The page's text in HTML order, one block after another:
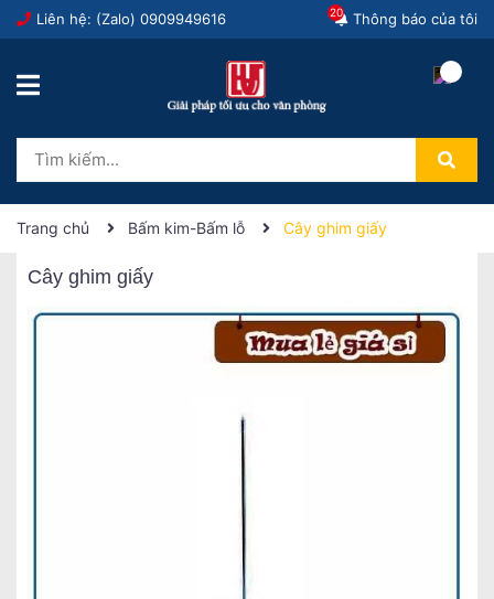
Liên hệ: (Zalo) 0909949616 Thông báo của tôi
20
Trang chủ Bấm kim-Bấm lỗ Cây ghim giấy
Cây ghim giấy